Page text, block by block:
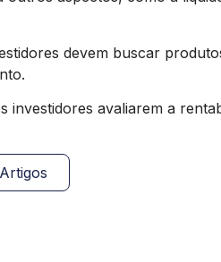
devem buscar
avaliarem a